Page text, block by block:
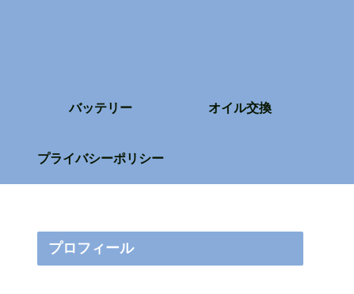
バッテリー オイル交換
プライバシーポリシー
プロフィール